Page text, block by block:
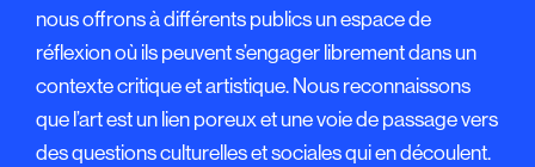
nous offrons à différents publics un espace de
réflexion où ils peuvent s’engager librement dans un
contexte critique et artistique. Nous reconnaissons
que l’art est un lien poreux et une voie de passage vers
des questions culturelles et sociales qui en découlent.